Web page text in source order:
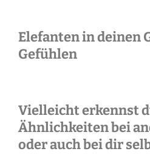
Elefanten in deinen
Gefühlen
Vielleicht erkennst
Ähnlichkeiten bei
oder auch bei dir